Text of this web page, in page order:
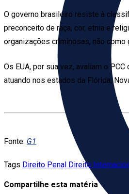
O governo brasileiro resiste à
preconceito de raça, cor, etnia e
organizações criminosas, não como
Os EUA, por sua vez, avaliam o
atuando nos estados da Flórida,
Fonte: G1
Tags Direito Penal Direito
Compartilhe esta matéria